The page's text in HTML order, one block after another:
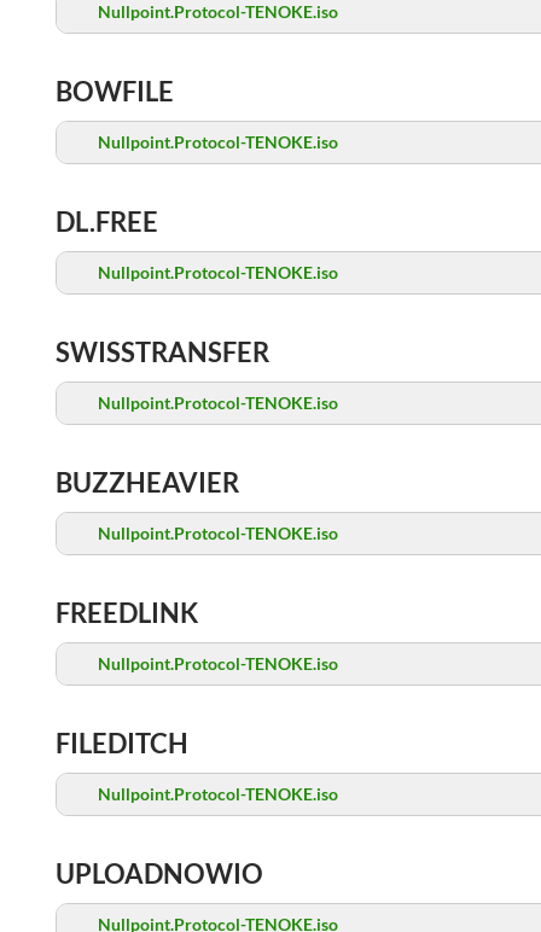
Nullpoint.Protocol-TENOKE.iso
BOWFILE
Nullpoint.Protocol-TENOKE.iso
DL.FREE
Nullpoint.Protocol-TENOKE.iso
SWISSTRANSFER
Nullpoint.Protocol-TENOKE.iso
BUZZHEAVIER
Nullpoint.Protocol-TENOKE.iso
FREEDLINK
Nullpoint.Protocol-TENOKE.iso
FILEDITCH
Nullpoint.Protocol-TENOKE.iso
UPLOADNOWIO
Nullpoint.Protocol-TENOKE.iso